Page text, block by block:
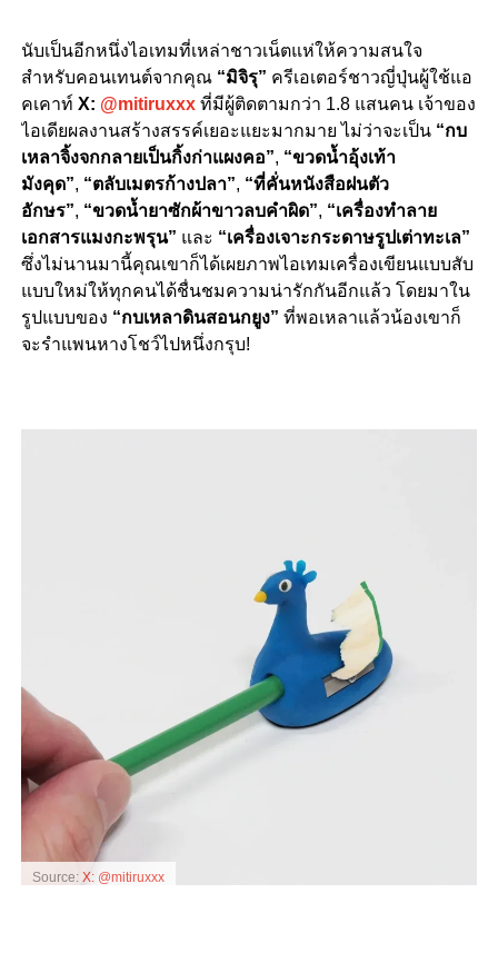
นับเป็นอีกหนึ่งไอเทมที่เหล่าชาวเน็ตแห่ให้ความสนใจ
สำหรับคอนเทนต์จากคุณ “มิจิรุ” ครีเอเตอร์ชาวญี่ปุ่นผู้ใช้แอ
คเคาท์ X: @mitiruxxx ที่มีผู้ติดตามกว่า 1.8 แสนคน เจ้าของ
ไอเดียผลงานสร้างสรรค์เยอะแยะมากมาย ไม่ว่าจะเป็น “กบ
เหลาจิ้งจกกลายเป็นกิ้งก่าแผงคอ”, “ขวดน้ำอุ้งเท้า
มังคุด”, “ตลับเมตรก้างปลา”, “ที่คั่นหนังสือฝนตัว
อักษร”, “ขวดน้ำยาซักผ้าขาวลบคำผิด”, “เครื่องทำลาย
เอกสารแมงกะพรุน” และ “เครื่องเจาะกระดาษรูปเต่าทะเล”
ซึ่งไม่นานมานี้คุณเขาก็ได้เผยภาพไอเทมเครื่องเขียนแบบสับ
แบบใหม่ให้ทุกคนได้ชื่นชมความน่ารักกันอีกแล้ว โดยมาใน
รูปแบบของ “กบเหลาดินสอนกยูง” ที่พอเหลาแล้วน้องเขาก็
จะรำแพนหางโชว์ไปหนึ่งกรุบ!
Source: X: @mitiruxxx